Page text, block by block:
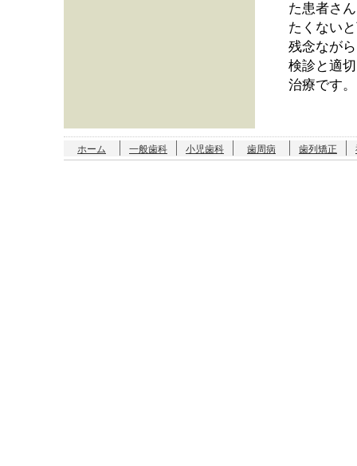
た患者さ
たくない
残念なが
検診と適
治療です。
ホーム 一般歯科 小児歯科 歯周病 歯列矯正